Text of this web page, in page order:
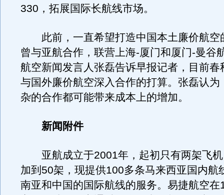
330，拓展国际长航线市场。
此前，一直希望打造中国本土廉价航空
曾与亚航合作，联营上海-厦门和厦门-曼谷
航空新闻发言人张磊告诉早报记者，目前春
与国外廉价航空深入合作的打算。张磊认为
杂的合作都可能带来成本上的增加。
新闻附件
亚航成立于2001年，起初只有两架飞机
加到50架，现提供100多条马来西亚国内航
南亚和中国的国际航线的服务。易捷航空